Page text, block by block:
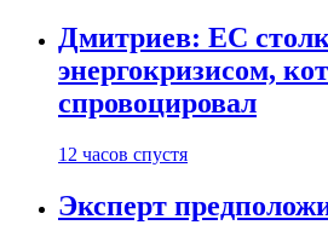
Дмитриев: ЕС
энергокризисом,
спровоцировал
12 часов спустя
Эксперт